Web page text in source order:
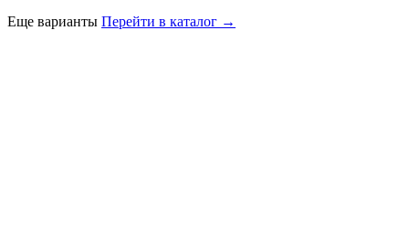
Еще варианты Перейти в каталог →